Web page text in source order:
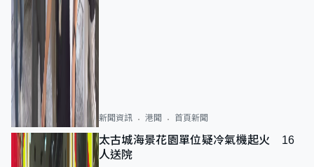
新聞資訊 港聞 首頁新聞
太古城海景花園單位疑冷氣機起火 16
人送院